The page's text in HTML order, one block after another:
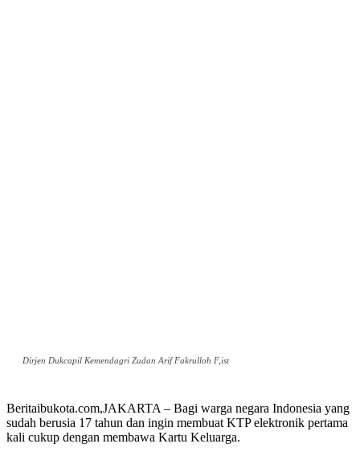
Dirjen Dukcapil Kemendagri Zudan Arif Fakrulloh F,ist
Beritaibukota.com,JAKARTA – Bagi warga negara Indonesia yang
sudah berusia 17 tahun dan ingin membuat KTP elektronik pertama
kali cukup dengan membawa Kartu Keluarga.